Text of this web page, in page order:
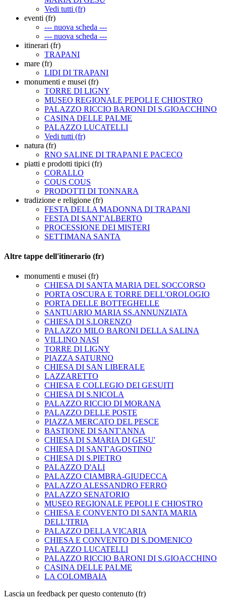
Vedi tutti (fr)
eventi (fr)
--- nuova scheda ---
--- nuova scheda ---
itinerari (fr)
TRAPANI
mare (fr)
LIDI DI TRAPANI
monumenti e musei (fr)
TORRE DI LIGNY
MUSEO REGIONALE PEPOLI E CHIOSTRO
PALAZZO RICCIO BARONI DI S.GIOACCHINO
CASINA DELLE PALME
PALAZZO LUCATELLI
Vedi tutti (fr)
natura (fr)
RNO SALINE DI TRAPANI E PACECO
piatti e prodotti tipici (fr)
CORALLO
COUS COUS
PRODOTTI DI TONNARA
tradizione e religione (fr)
FESTA DELLA MADONNA DI TRAPANI
FESTA DI SANT'ALBERTO
PROCESSIONE DEI MISTERI
SETTIMANA SANTA
Altre tappe dell'itinerario (fr)
monumenti e musei (fr)
CHIESA DI SANTA MARIA DEL SOCCORSO
PORTA OSCURA E TORRE DELL'OROLOGIO
PORTA DELLE BOTTEGHELLE
SANTUARIO MARIA SS.ANNUNZIATA
CHIESA DI S.LORENZO
PALAZZO MILO BARONI DELLA SALINA
VILLINO NASI
TORRE DI LIGNY
PIAZZA SATURNO
CHIESA DI SAN LIBERALE
LAZZARETTO
CHIESA E COLLEGIO DEI GESUITI
CHIESA DI S.NICOLA
PALAZZO RICCIO DI MORANA
PALAZZO DELLE POSTE
PIAZZA MERCATO DEL PESCE
BASTIONE DI SANT'ANNA
CHIESA DI S.MARIA DI GESU'
CHIESA DI SANT'AGOSTINO
CHIESA DI S.PIETRO
PALAZZO D'ALI
PALAZZO CIAMBRA-GIUDECCA
PALAZZO ALESSANDRO FERRO
PALAZZO SENATORIO
MUSEO REGIONALE PEPOLI E CHIOSTRO
CHIESA E CONVENTO DI SANTA MARIA
DELL'ITRIA
PALAZZO DELLA VICARIA
CHIESA E CONVENTO DI S.DOMENICO
PALAZZO LUCATELLI
PALAZZO RICCIO BARONI DI S.GIOACCHINO
CASINA DELLE PALME
LA COLOMBAIA
Lascia un feedback per questo contenuto (fr)